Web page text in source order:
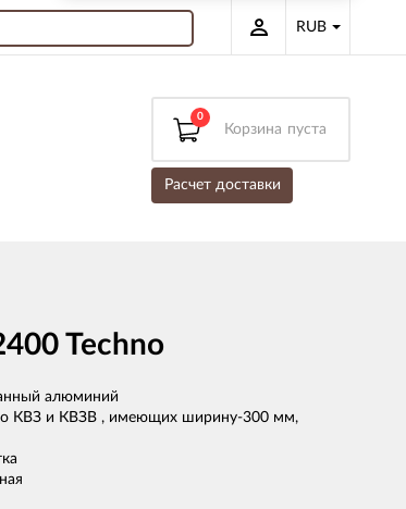
RUB
0
Корзина пуста
Расчет доставки
Techno
алюминий
КВЗ и КВЗВ , имеющих ширину-300 мм,